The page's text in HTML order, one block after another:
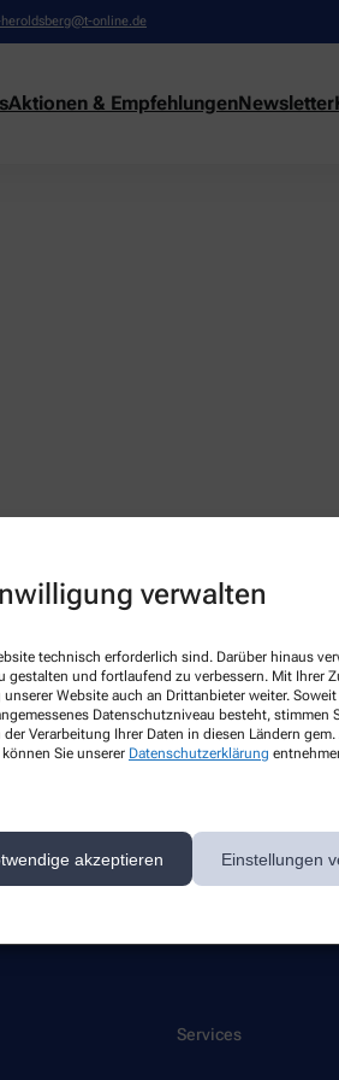
verwalten
technisch erforderlich sind. Darüber hinaus
gestalten und fortlaufend zu verbessern. Mit Ihrer
Website auch an Drittanbieter weiter. Soweit
Datenschutzniveau besteht, stimmen
Verarbeitung Ihrer Daten in diesen Ländern
Sie unserer Datenschutzerklärung
akzeptieren Einstellungen
online.de
Aktionen & EmpfehlungenNewsletter
Services